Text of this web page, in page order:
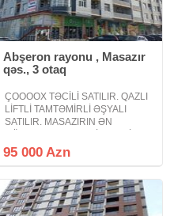
Abşeron rayonu , Masazır
qəs., 3 otaq
ÇOOOOX TƏCİLİ SATILIR. QAZLI
LİFTLİ TAMTƏMİRLİ ƏŞYALI
SATILIR. MASAZIRIN ƏN
TİKİLƏN BİNASI QƏSR YAŞAYIŞ
KOMPLEKSİNDƏ. BU
BELƏ MƏNZİL HARDAN
TAPACAQSIZ DÜŞMƏ
VARİANTDIR ALAN
95 000 Azn